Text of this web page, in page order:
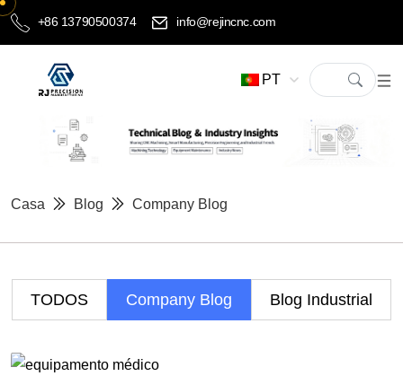
+86 13790500374 info@rejincnc.com
PT
Casa Blog Company Blog
TODOS Company Blog Blog Industrial